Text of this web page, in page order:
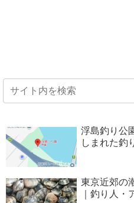
浮島釣り
しまれた釣
東京近郊の
｜釣り人